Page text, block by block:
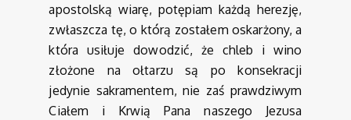
apostolską wiarę, potępiam każdą herezję,
zwłaszcza tę, o którą zostałem oskarżony, a
która usiłuje dowodzić, że chleb i wino
złożone na ołtarzu są po konsekracji
jedynie sakramentem, nie zaś prawdziwym
Ciałem i Krwią Pana naszego Jezusa